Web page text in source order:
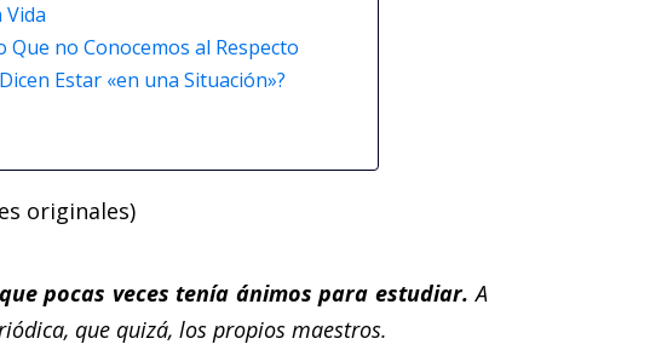
Vida
no Conocemos al Respecto
Estar «en una Situación»?
originales)
pocas veces tenía ánimos para estudiar. A
que quizá, los propios maestros.